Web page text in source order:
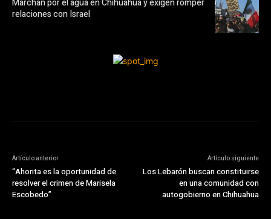
relaciones con Israel
Artículo anterior
“Ahorita es la oportunidad de
resolver el crimen de Marisela
Escobedo”
Artículo siguiente
Los Lebarón buscan constituirse
en una comunidad con
autogobierno en Chihuahua